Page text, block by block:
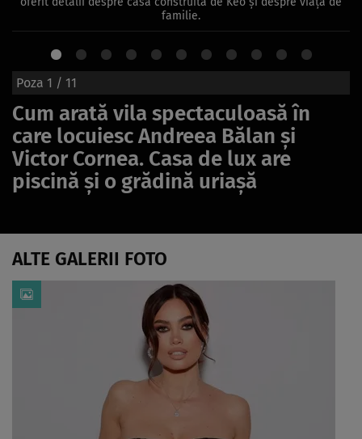
familie.
Poza 1 / 11
Cum arată vila spectaculoasă în
care locuiesc Andreea Bălan și
Victor Cornea. Casa de lux are
piscină și o grădină uriașă
ALTE GALERII FOTO